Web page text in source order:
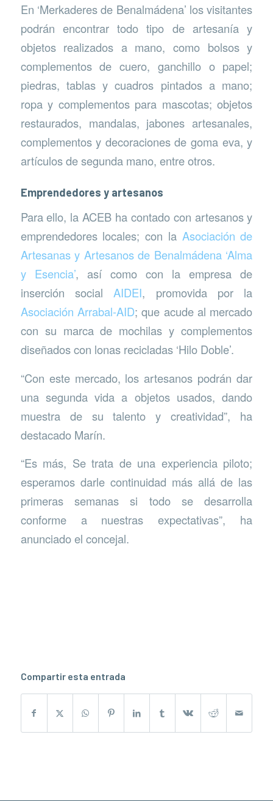
En ‘Merkaderes de Benalmádena’ los visitantes
podrán encontrar todo tipo de artesanía y
objetos realizados a mano, como bolsos y
complementos de cuero, ganchillo o papel;
piedras, tablas y cuadros pintados a mano;
ropa y complementos para mascotas; objetos
restaurados, mandalas, jabones artesanales,
complementos y decoraciones de goma eva, y
artículos de segunda mano, entre otros.
Emprendedores y artesanos
Para ello, la ACEB ha contado con artesanos y
emprendedores locales; con la Asociación de
Artesanas y Artesanos de Benalmádena ‘Alma
y Esencia’, así como con la empresa de
inserción socialAIDEI, promovida por la
Asociación Arrabal-AID; que acude al mercado
con su marca de mochilas y complementos
diseñados con lonas recicladas ‘Hilo Doble’.
“Con este mercado, los artesanos podrán dar
una segunda vida a objetos usados, dando
muestra de su talento y creatividad”, ha
destacado Marín.
“Es más, Se trata de una experiencia piloto;
esperamos darle continuidad más allá de las
primeras semanas si todo se desarrolla
conforme a nuestras expectativas”, ha
anunciado el concejal.
Compartir esta entrada